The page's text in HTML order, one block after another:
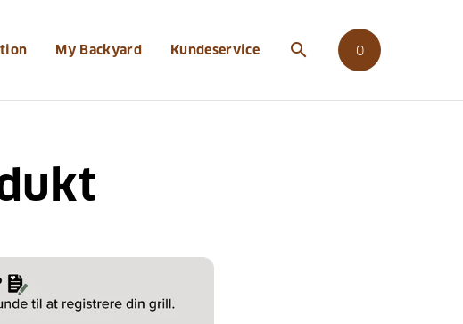
My Backyard Kundeservice search 0